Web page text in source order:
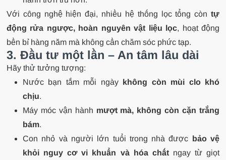
Với công nghệ hiện đại, nhiều hệ thống lọc tổng còn tự
động rửa ngược, hoàn nguyên vật liệu lọc, hoạt động
bền bỉ hàng năm mà không cần chăm sóc phức tạp.
3. Đầu tư một lần – An tâm lâu dài
Hãy thử tưởng tượng:
Nước bạn tắm mỗi ngày không còn mùi clo khó
chịu.
Máy móc vận hành mượt mà, không còn cặn trắng
bám.
Con nhỏ và người lớn tuổi trong nhà được bảo vệ
khỏi nguy cơ vi khuẩn và hóa chấtngay từ giọt